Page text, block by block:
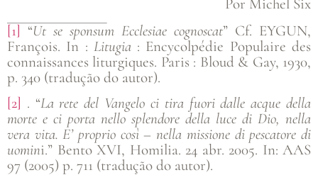
Por Michel Six
[1] “Ut se sponsum Ecclesiae cognoscat” Cf. EYGUN,
François. In : Litugia : Encycolpédie Populaire des
connaissances liturgiques. Paris : Bloud & Gay, 1930,
p. 340 (tradução do autor).
[2] . “La rete del Vangelo ci tira fuori dalle acque della
morte e ci porta nello splendore della luce di Dio, nella
vera vita. E’ proprio così – nella missione di pescatore di
uomini.” Bento XVI, Homilia. 24 abr. 2005. In: AAS
97 (2005) p. 711 (tradução do autor).